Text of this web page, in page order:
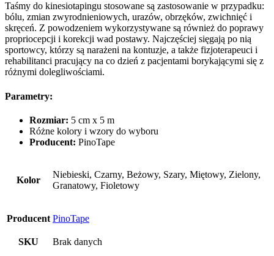
Taśmy do kinesiotapingu stosowane są zastosowanie w przypadku:
bólu, zmian zwyrodnieniowych, urazów, obrzęków, zwichnięć i
skręceń. Z powodzeniem wykorzystywane są również do poprawy
propriocepcji i korekcji wad postawy. Najczęściej sięgają po nią
sportowcy, którzy są narażeni na kontuzje, a także fizjoterapeuci i
rehabilitanci pracujący na co dzień z pacjentami borykającymi się z
różnymi dolegliwościami.
Parametry:
Rozmiar: 5 cm x 5 m
Różne kolory i wzory do wyboru
Producent: PinoTape
Kolor
Niebieski, Czarny, Beżowy, Szary, Miętowy, Zielony,
Granatowy, Fioletowy
Producent PinoTape
SKU Brak danych